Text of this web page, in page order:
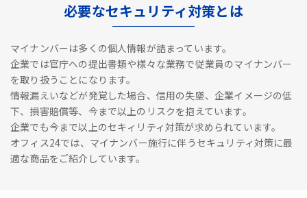
必要なセキュリティ対策とは
マイナンバーは多くの個人情報が詰まっています。
企業では官庁への提出書類や様々な業務で従業員のマイナンバー
を取り扱うことになります。
情報漏えいなどが発覚した場合、信用の失墜、企業イメージの低
下、損害賠償等、今まで以上のリスクを抱えています。
企業でも今まで以上のセキィリティ対策が求められています。
オフィス24では、マイナンバー施行に伴うセキュリティ対策に最
適な商品をご紹介しています。